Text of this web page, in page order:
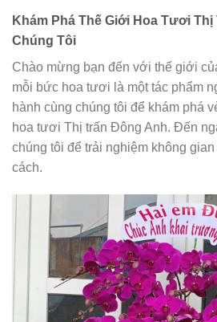
Khám Phá Thế Giới Hoa Tươi
Chúng Tôi
Chào mừng bạn đến với thế giới
mỗi bức hoa tươi là một tác phẩm
hành cùng chúng tôi để khám phá
hoa tươi Thị trấn Đông Anh. Đến
chúng tôi để trải nghiệm không
cách.